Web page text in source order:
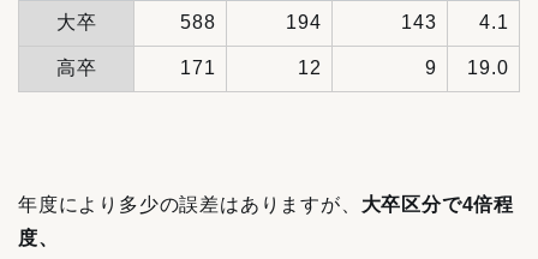
大卒 588 194 143 4.1
高卒 171 12 9 19.0
年度により多少の誤差はありますが、 大卒区分で4倍程
度、